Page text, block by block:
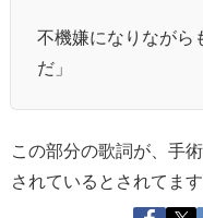
不機嫌になりながら
だ」
この部分の歌詞が、手
されているとされてます